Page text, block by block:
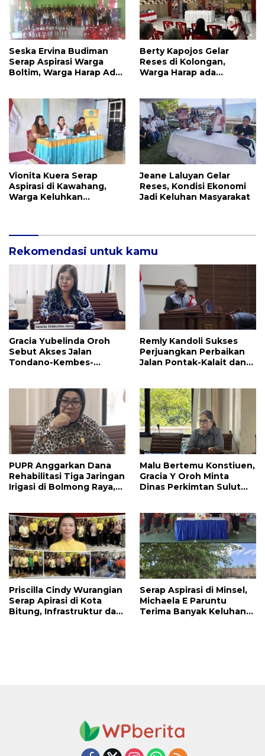
Seska Ervina Budiman
Serap Aspirasi Warga
Boltim, Warga Harap Ada
Berty Kapojos Gelar
Reses di Kolongan,
Warga Harap ada
Vionita Kuera Serap
Aspirasi di Kawahang,
Warga Keluhkan
Jeane Laluyan Gelar
Reses, Kondisi Ekonomi
Jadi Keluhan Masyarakat
Rekomendasi untuk kamu
Gracia Yubelinda Oroh
Sebut Akses Jalan
Tondano-Kembes-
Remly Kandoli Sukses
Perjuangkan Perbaikan
Jalan Pontak-Kalait dan
PUPR Anggarkan Dana
Rehabilitasi Tiga Jaringan
Irigasi di Bolmong Raya,
Malu Bertemu Konstiuen,
Gracia Y Oroh Minta
Dinas Perkimtan Sulut
Jalan di Tandengan I
Priscilla Cindy Wurangian
Serap Apirasi di Kota
Bitung, Infrastruktur dan
Serap Aspirasi di Minsel,
Michaela E Paruntu
Terima Banyak Keluhan